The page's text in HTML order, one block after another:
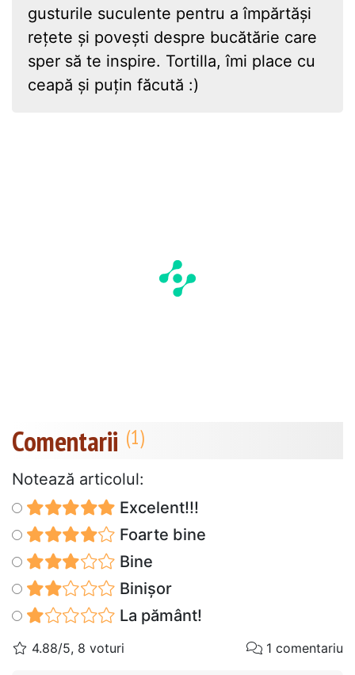
gusturile suculente pentru a împărtăși
rețete și povești despre bucătărie care
sper să te inspire. Tortilla, îmi place cu
ceapă și puțin făcută :)
Comentarii
Notează articolul:
Excelent!!!
Foarte bine
Bine
Binișor
La pământ!
4.88/5, 8 voturi 1 comentariu